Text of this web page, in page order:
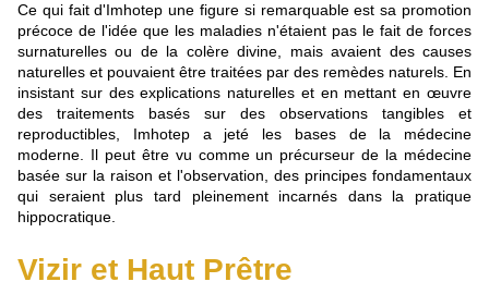
Ce qui fait d'Imhotep une figure si remarquable est sa promotion
précoce de l'idée que les maladies n'étaient pas le fait de forces
surnaturelles ou de la colère divine, mais avaient des causes
naturelles et pouvaient être traitées par des remèdes naturels. En
insistant sur des explications naturelles et en mettant en œuvre
des traitements basés sur des observations tangibles et
reproductibles, Imhotep a jeté les bases de la médecine
moderne. Il peut être vu comme un précurseur de la médecine
basée sur la raison et l'observation, des principes fondamentaux
qui seraient plus tard pleinement incarnés dans la pratique
hippocratique.
Vizir et Haut Prêtre